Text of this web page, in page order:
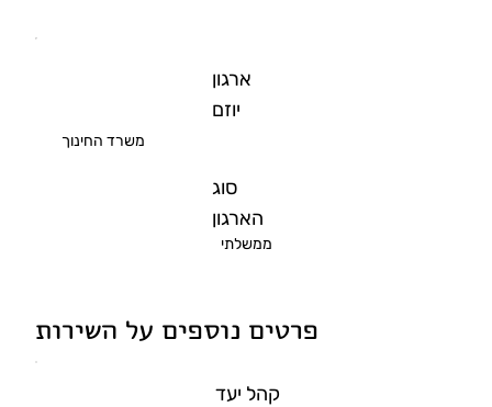
ארגון
יוזם
משרד החינוך
סוג
הארגון
ממשלתי
קהל יעד
פרטים נוספים על השירות